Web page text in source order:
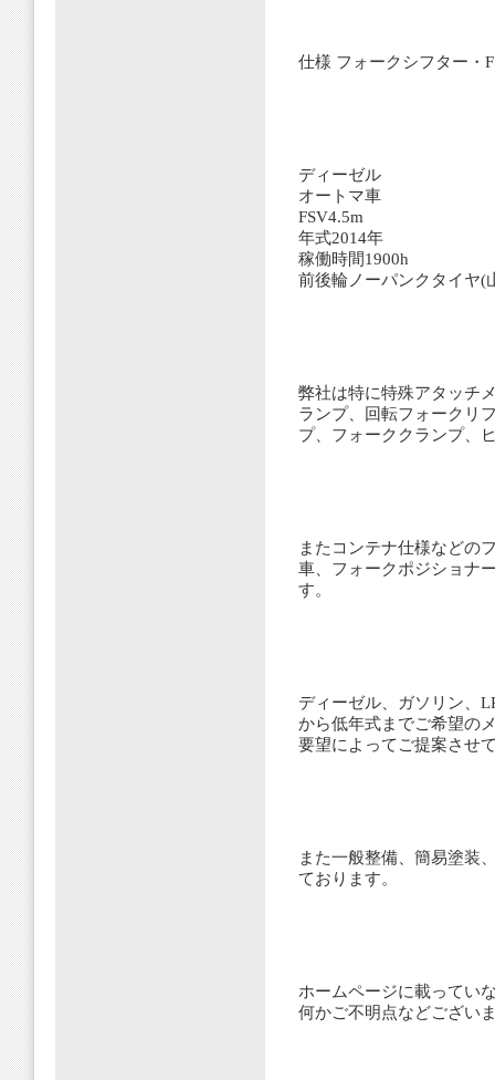
仕様 フォークシフター・
ディーゼル
オートマ車
FSV4.5m
年式2014年
稼働時間1900h
前後輪ノーパンクタイヤ(
弊社は特に特殊アタッチ
ランプ、回転フォークリ
プ、フォーククランプ、
またコンテナ仕様などの
車、フォークポジショナ
す。
ディーゼル、ガソリン、
から低年式までご希望の
要望によってご提案させ
また一般整備、簡易塗装
ております。
ホームページに載ってい
何かご不明点などござい